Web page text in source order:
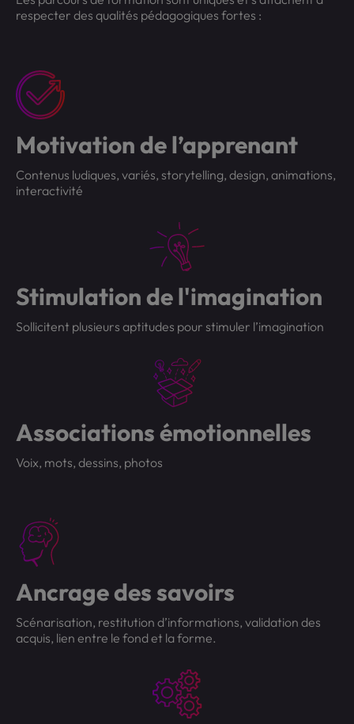
respecter des qualités pédagogiques fortes :
Motivation de l’apprenant
Contenus ludiques, variés, storytelling, design, animations,
interactivité
Stimulation de l'imagination
Sollicitent plusieurs aptitudes pour stimuler l’imagination
Associations émotionnelles
Voix, mots, dessins, photos
Ancrage des savoirs
Scénarisation, restitution d’informations, validation des
acquis, lien entre le fond et la forme.